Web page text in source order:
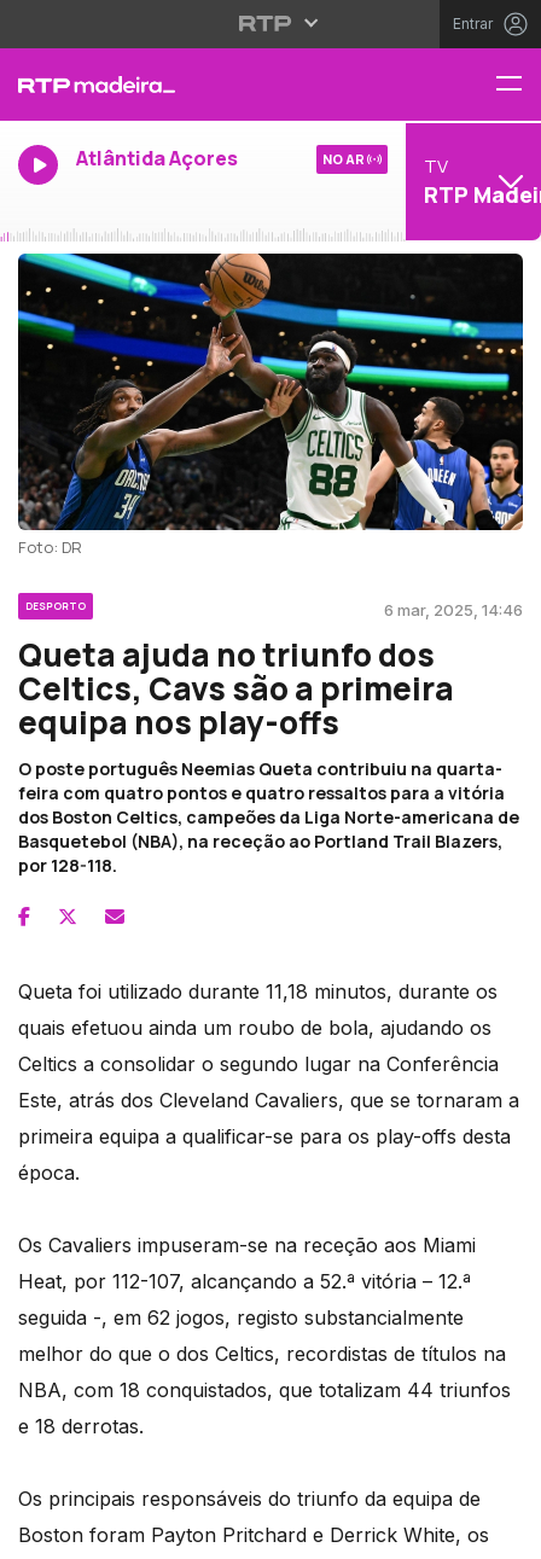
Entrar
Atlântida Açores NO AR TV
RTP
Foto: DR
DESPORTO 6 mar, 2025, 14:46
Queta ajuda no triunfo dos
Celtics, Cavs são a primeira
equipa nos play-offs
O poste português Neemias Queta contribuiu na quarta-
feira com quatro pontos e quatro ressaltos para a vitória
dos Boston Celtics, campeões da Liga Norte-americana de
Basquetebol (NBA), na receção ao Portland Trail Blazers,
por 128-118.
Queta foi utilizado durante 11,18 minutos, durante os
quais efetuou ainda um roubo de bola, ajudando os
Celtics a consolidar o segundo lugar na Conferência
Este, atrás dos Cleveland Cavaliers, que se tornaram a
primeira equipa a qualificar-se para os play-offs desta
época.
Os Cavaliers impuseram-se na receção aos Miami
Heat, por 112-107, alcançando a 52.ª vitória – 12.ª
seguida -, em 62 jogos, registo substancialmente
melhor do que o dos Celtics, recordistas de títulos na
NBA, com 18 conquistados, que totalizam 44 triunfos
e 18 derrotas.
Os principais responsáveis do triunfo da equipa de
Boston foram Payton Pritchard e Derrick White, os